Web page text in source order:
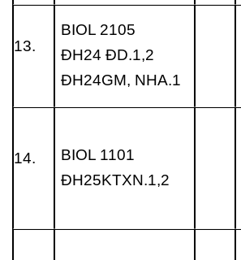
13.
BIOL 2105
ĐH24 ĐD.1,2
ĐH24GM, NHA.1
14.
BIOL 1101
ĐH25KTXN.1,2